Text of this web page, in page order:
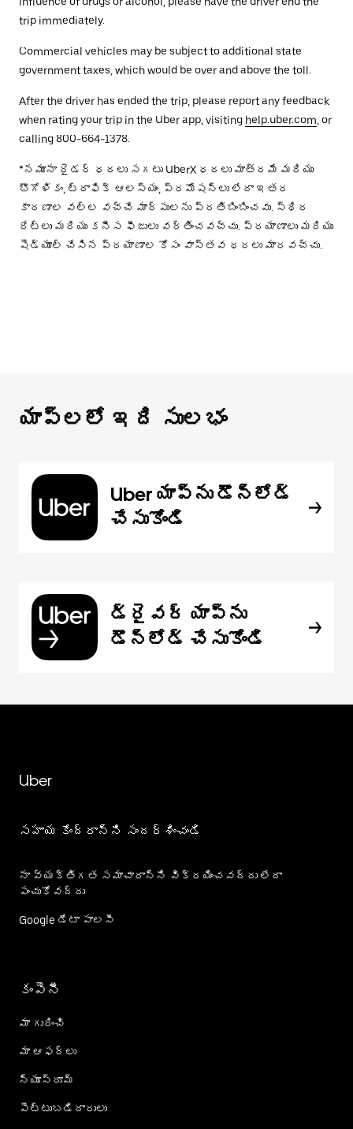
trip immediately.
Commercial vehicles may be subject to additional state
government taxes, which would be over and above the toll.
After the driver has ended the trip, please report any feedback
when rating your trip in the Uber app, visiting help.uber.com , or
calling 800-664-1378.
*నమూనా రైడర్ ధరలు సగటు UberX ధరలు మాత్రమే మరియు
భౌగోళికం, ట్రాఫిక్ ఆలస్యం, ప్రమోషన్లు లేదా ఇతర
కారణాల వల్ల వచ్చే మార్పులను ప్రతిబింబించవు. స్థిర
రేట్లు మరియు కనీస ఫీజులు వర్తించవచ్చు. ప్రయాణాలు మరియు
షెడ్యూల్ చేసిన ప్రయాణాల కోసం వాస్తవ ధరలు మారవచ్చు.
యాప్‌లలో ఇది సులభం
Uber యాప్‌ను డౌన్‌లోడ్
చేసుకోండి
డ్రైవర్ యాప్‌ను
డౌన్‌లోడ్ చేసుకోండి
Uber
సహాయ కేంద్రాన్ని సందర్శించండి
నా వ్యక్తిగత సమాచారాన్ని విక్రయించవద్దు లేదా
పంచుకోవద్దు
Google డేటా పాలసీ
కంపెనీ
మా గురించి
మా ఆఫర్లు
న్యూస్‌రూమ్
పెట్టుబడిదారులు